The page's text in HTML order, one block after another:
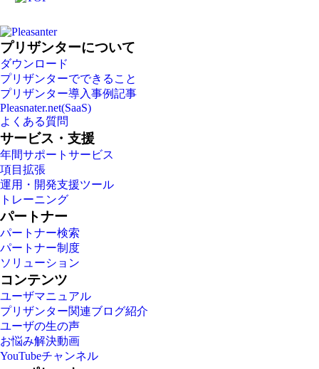
プリザンターについて
ダウンロード
プリザンターでできること
プリザンター導入事例記事
Pleasnater.net(SaaS)
よくある質問
サービス・支援
年間サポートサービス
項目拡張
運用・開発支援ツール
トレーニング
パートナー
パートナー検索
パートナー制度
ソリューション
コンテンツ
ユーザマニュアル
プリザンター関連ブログ紹介
ユーザの生の声
お悩み解決動画
YouTubeチャンネル